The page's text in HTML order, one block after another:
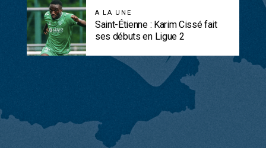
A LA UNE
Saint-Étienne : Karim Cissé fait
ses débuts en Ligue 2